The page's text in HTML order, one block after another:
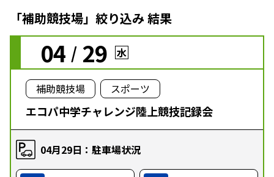
「補助競技場」絞り込み 結果
04 / 29 水
補助競技場 スポーツ
エコパ中学チャレンジ陸上競技記録会
04月29日：駐車場状況